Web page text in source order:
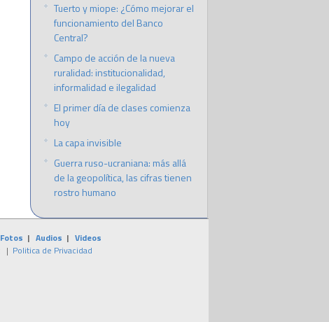
Tuerto y miope: ¿Cómo mejorar el
funcionamiento del Banco
Central?
Campo de acción de la nueva
ruralidad: institucionalidad,
informalidad e ilegalidad
El primer día de clases comienza
hoy
La capa invisible
Guerra ruso-ucraniana: más allá
de la geopolítica, las cifras tienen
rostro humano
Fotos | Audios | Videos
| Politica de Privacidad